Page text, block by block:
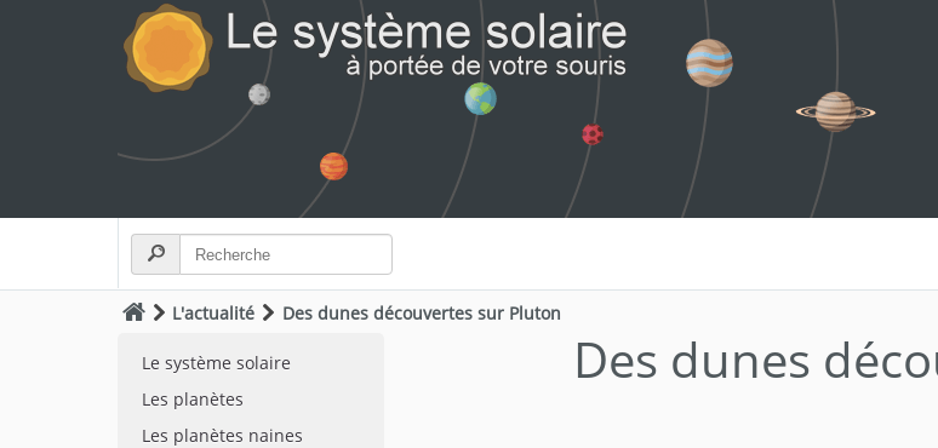
L'actualité Des dunes découvertes sur Pluton
Le système solaire
Les planètes
Les planètes naines
Des dunes